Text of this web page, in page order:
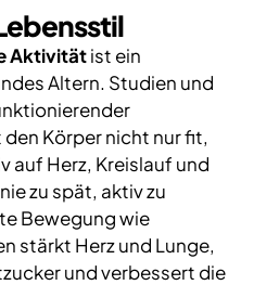
Aktivitätist ein
Altern. Studien und
Körper nicht nur fit,
auf Herz, Kreislauf und
zu spät, aktiv zu
Bewegung wie
stärkt Herz und Lunge,
und verbessert die